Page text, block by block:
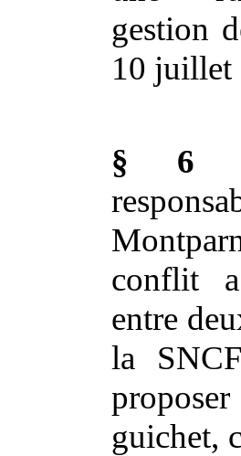
gestion
10 juillet
§ 6
conflit
entre
la
guichet,